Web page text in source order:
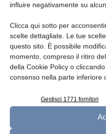
influire negativamente su
Clicca qui sotto per
scelte dettagliate. Le tue
questo sito. È possibile
momento, compreso il ritiro
della Cookie Policy o
consenso nella parte inferiore
Gestisci 1771 fornitori
Messaggio